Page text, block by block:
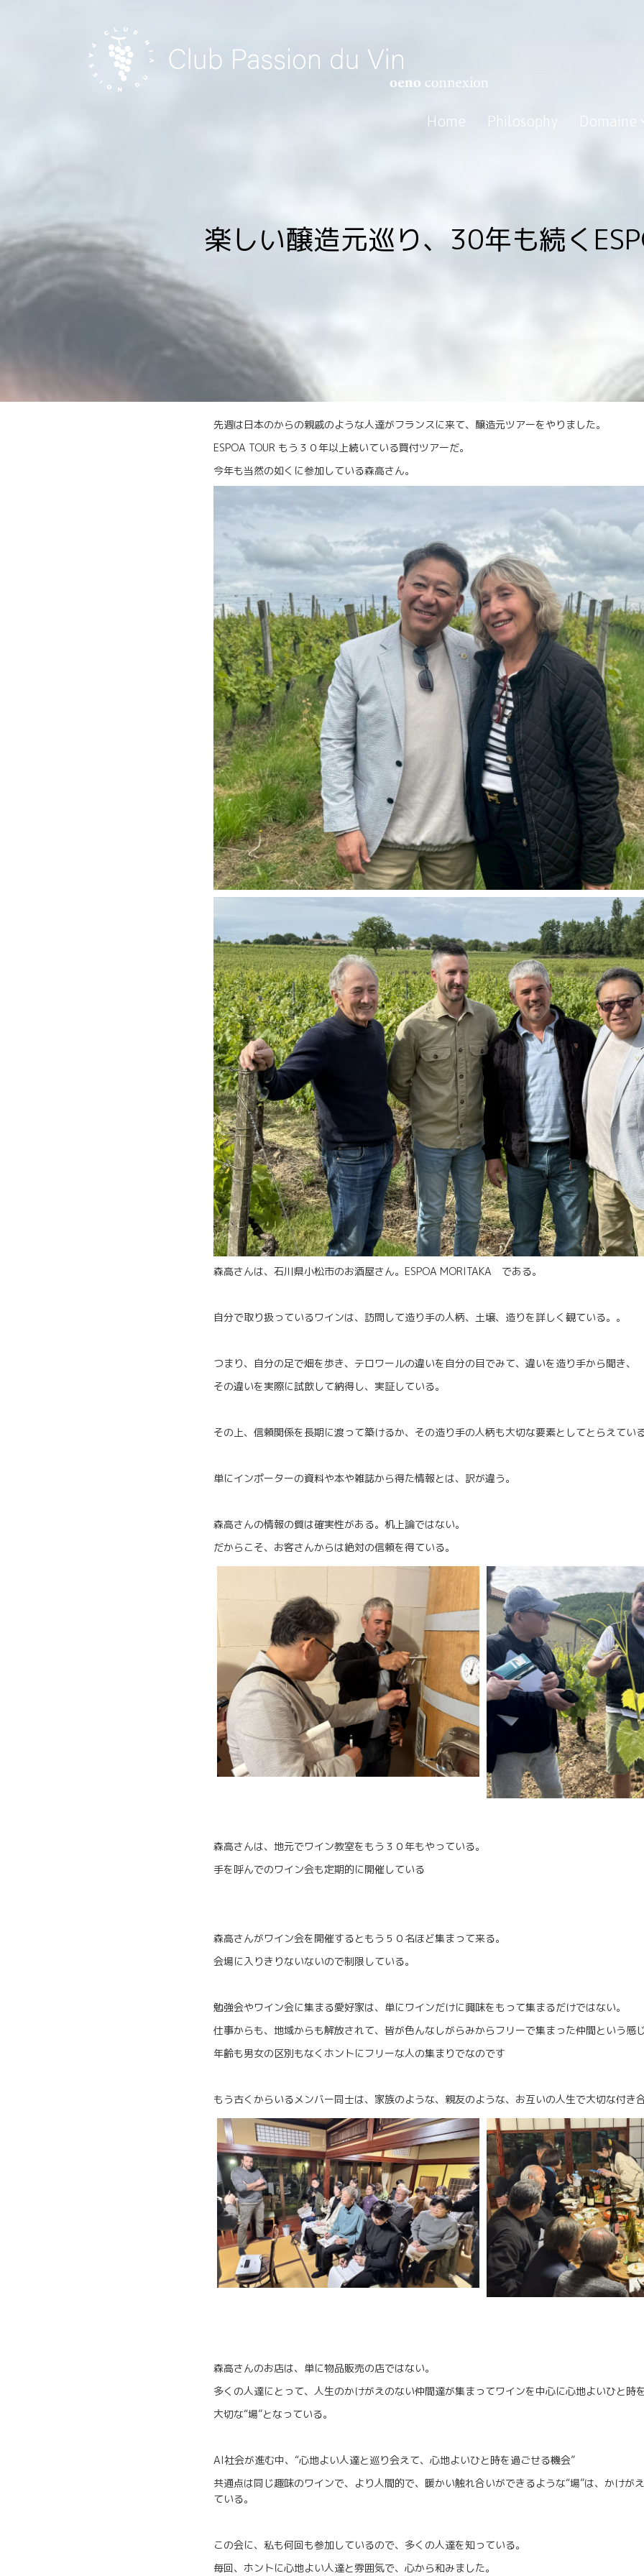
Home Philosophy Domaine
楽しい醸造元巡り、30年も続く
先週は日本のからの親戚のような人達がフランスに来て、醸造元ツアーをやりました。
ESPOA TOUR もう３０年以上続いている買付ツアーだ。
今年も当然の如くに参加している森高さん。
森高さんは、石川県小松市のお酒屋さん。ESPOA MORITAKA である。
自分で取り扱っているワインは、訪問して造り手の人柄、土壌、造りを詳しく観ている。。
つまり、自分の足で畑を歩き、テロワールの違いを自分の目でみて、違いを造り手から聞き、
その違いを実際に試飲して納得し、実証している。
その上、信頼関係を長期に渡って築けるか、その造り手の人柄も大切な要素としてとらえてい
単にインポーターの資料や本や雑誌から得た情報とは、訳が違う。
森高さんの情報の質は確実性がある。机上論ではない。
だからこそ、お客さんからは絶対の信頼を得ている。
森高さんは、地元でワイン教室をもう３０年もやっている。
手を呼んでのワイン会も定期的に開催している
森高さんがワイン会を開催するともう５０名ほど集まって来る。
会場に入りきりないないので制限している。
勉強会やワイン会に集まる愛好家は、単にワインだけに興味をもって集まるだけではない。
仕事からも、地域からも解放されて、皆が色んなしがらみからフリーで集まった仲間という感
年齢も男女の区別もなくホントにフリーな人の集まりでなのです
もう古くからいるメンバー同士は、家族のような、親友のような、お互いの人生で大切な付き
森高さんのお店は、単に物品販売の店ではない。
多くの人達にとって、人生のかけがえのない仲間達が集まってワインを中心に心地よいひと時
大切な“場”となっている。
AI社会が進む中、“心地よい人達と巡り会えて、心地よいひと時を過ごせる機会”
共通点は同じ趣味のワインで、より人間的で、暖かい触れ合いができるような“場”は、かけが
ている。
この会に、私も何回も参加しているので、多くの人達を知っている。
毎回、ホントに心地よい人達と雰囲気で、心から和みました。